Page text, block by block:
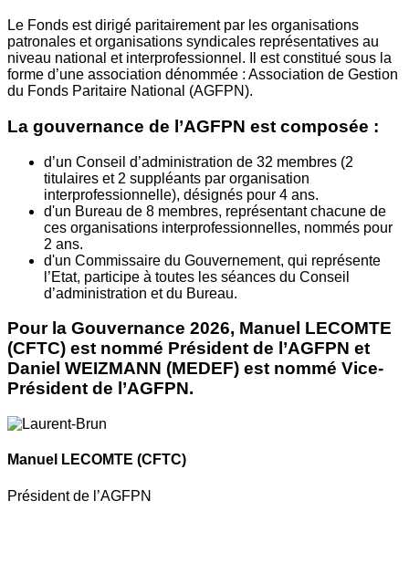
Le Fonds est dirigé paritairement par les organisations
patronales et organisations syndicales représentatives au
niveau national et interprofessionnel. Il est constitué sous la
forme d’une association dénommée : Association de Gestion
du Fonds Paritaire National (AGFPN).
La gouvernance de l’AGFPN est composée :
d’un Conseil d’administration de 32 membres (2
titulaires et 2 suppléants par organisation
interprofessionnelle), désignés pour 4 ans.
d'un Bureau de 8 membres, représentant chacune de
ces organisations interprofessionnelles, nommés pour
2 ans.
d'un Commissaire du Gouvernement, qui représente
l’Etat, participe à toutes les séances du Conseil
d’administration et du Bureau.
Pour la Gouvernance 2026, Manuel LECOMTE
(CFTC) est nommé Président de l’AGFPN et
Daniel WEIZMANN (MEDEF) est nommé Vice-
Président de l’AGFPN.
Manuel LECOMTE (CFTC)
Président de l’AGFPN